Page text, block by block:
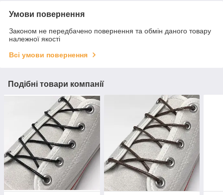
Умови повернення
Законом не передбачено повернення та обмін даного товару
належної якості
Всі умови повернення
Подібні товари компанії